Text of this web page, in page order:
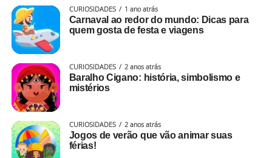
CURIOSIDADES 1 ano atrás
Carnaval ao redor do mundo: Dicas para
quem gosta de festa e viagens
CURIOSIDADES 2 anos atrás
Baralho Cigano: história, simbolismo e
mistérios
CURIOSIDADES 2 anos atrás
Jogos de verão que vão animar suas
férias!